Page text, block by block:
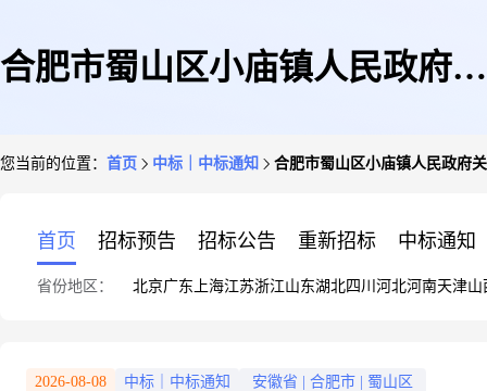
合肥市蜀山区小庙镇人民政府关
您当前的位置： 首页 中标｜中标通知 合肥市蜀山区小庙镇人民政府
首页 招标预告 招标公告 重新招标 中标通知
省份地区： 北京广东 上海江苏浙江山东湖北四川 河北河南天津山
2026-08-08 中标｜中标通知 安徽省 合肥市 蜀山区